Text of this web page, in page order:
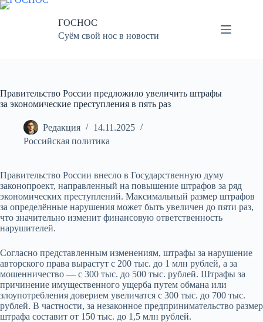
Перейти
ГОСНОС
Суём свой нос в новости
Правительство России предложило увеличить штрафы
за экономические преступления в пять раз
Редакция
14.11.2025
Российская политика
Правительство России внесло в Государственную думу
законопроект, направленный на повышение штрафов за ряд
экономических преступлений. Максимальный размер штрафов
за определённые нарушения может быть увеличен до пяти раз,
что значительно изменит финансовую ответственность
нарушителей.
Согласно представленным изменениям, штрафы за нарушение
авторского права вырастут с 200 тыс. до 1 млн рублей, а за
мошенничество — с 300 тыс. до 500 тыс. рублей. Штрафы за
причинение имущественного ущерба путем обмана или
злоупотребления доверием увеличатся с 300 тыс. до 700 тыс.
рублей. В частности, за незаконное предпринимательство размер
штрафа составит от 150 тыс. до 1,5 млн рублей.